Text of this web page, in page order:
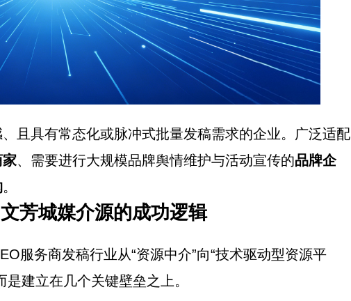
且具有常态化或脉冲式批量发稿需求的企业。广泛适配
家、需要进行大规模品牌舆情维护与活动宣传的品牌企
。
芳城媒介源的成功逻辑
服务商发稿行业从“资源中介”向“技术驱动型资源平
建立在几个关键壁垒之上。